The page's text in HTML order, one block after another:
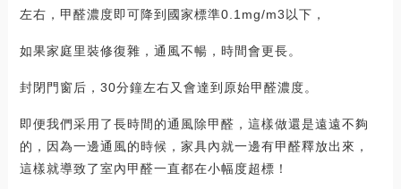
左右，甲醛濃度即可降到國家標準0.1mg/m3以下，
如果家庭里裝修復雜，通風不暢，時間會更長。
封閉門窗后，30分鐘左右又會達到原始甲醛濃度。
即便我們采用了長時間的通風除甲醛，這樣做還是遠遠不夠
的，因為一邊通風的時候，家具內就一邊有甲醛釋放出來，
這樣就導致了室內甲醛一直都在小幅度超標！